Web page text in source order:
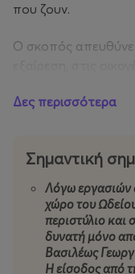
που ζουν.
Ο σκοπός
των παιδιών ή
τουΟργανισμού
του Δήμου
Παιδικό Μουσείο
στο ισόγειο του
Το Παιδικό
Δες περισσότερα
Σημαντική
Λόγω εργασιών
χώρο του
περιστύλιο και
δυνατή μόνο
Βασιλέως
Η είσοδος από